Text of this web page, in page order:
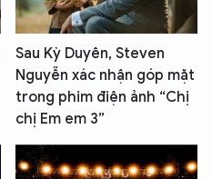
Sau Kỳ Duyên, Steven
Nguyễn xác nhận góp mặt
trong phim điện ảnh “Chị
chị Em em 3”